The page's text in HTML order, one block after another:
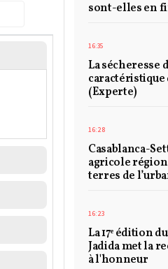
sont-elles en
16:35
La sécheresse
(Experte)
16:28
Casablanca-
agricole
terres de
16:23
La 17ᵉ édition
Jadida met la
à l'honneur